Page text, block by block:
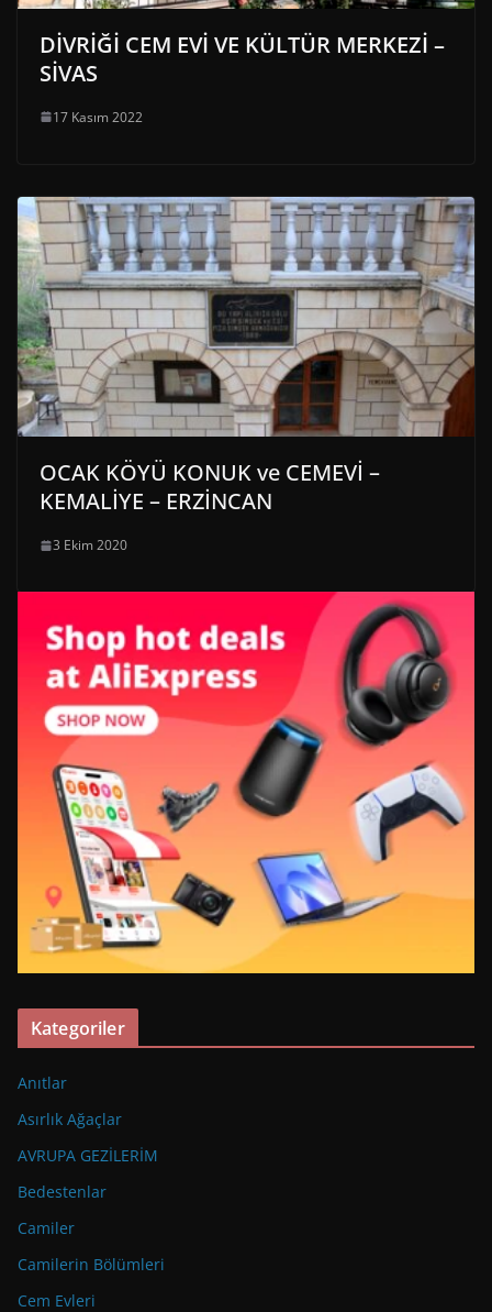
DİVRİĞİ CEM EVİ VE KÜLTÜR MERKEZİ –
SİVAS
17 Kasım 2022
OCAK KÖYÜ KONUK ve CEMEVİ –
KEMALİYE – ERZİNCAN
3 Ekim 2020
Kategoriler
Anıtlar
Asırlık Ağaçlar
AVRUPA GEZİLERİM
Bedestenlar
Camiler
Camilerin Bölümleri
Cem Evleri